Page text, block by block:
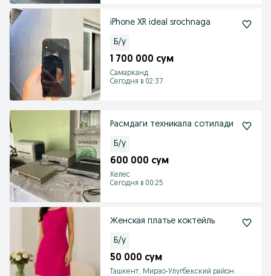
iPhone XR ideal srochnaga
Б/у
1 700 000 сум
Самарканд
Сегодня в 02:37
Расмдаги техникала сотилади
Б/у
600 000 сум
Келес
Сегодня в 00:25
Женская платье коктейль
Б/у
50 000 сум
Ташкент, Мирзо-Улугбекский район